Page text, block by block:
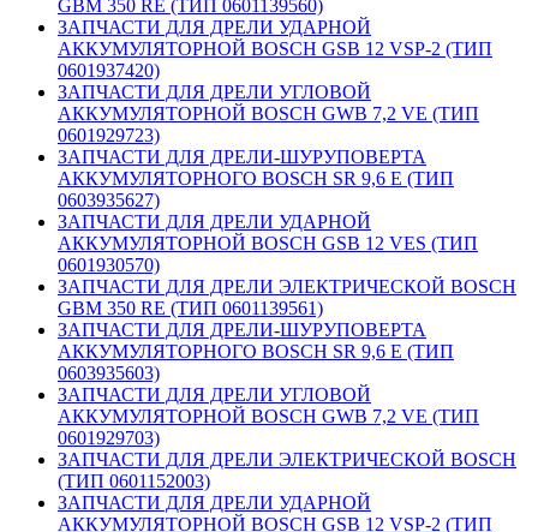
GBM 350 RE (ТИП 0601139560)
ЗАПЧАСТИ ДЛЯ ДРЕЛИ УДАРНОЙ
АККУМУЛЯТОРНОЙ BOSCH GSB 12 VSP-2 (ТИП
0601937420)
ЗАПЧАСТИ ДЛЯ ДРЕЛИ УГЛОВОЙ
АККУМУЛЯТОРНОЙ BOSCH GWB 7,2 VE (ТИП
0601929723)
ЗАПЧАСТИ ДЛЯ ДРЕЛИ-ШУРУПОВЕРТА
АККУМУЛЯТОРНОГО BOSCH SR 9,6 E (ТИП
0603935627)
ЗАПЧАСТИ ДЛЯ ДРЕЛИ УДАРНОЙ
АККУМУЛЯТОРНОЙ BOSCH GSB 12 VES (ТИП
0601930570)
ЗАПЧАСТИ ДЛЯ ДРЕЛИ ЭЛЕКТРИЧЕСКОЙ BOSCH
GBM 350 RE (ТИП 0601139561)
ЗАПЧАСТИ ДЛЯ ДРЕЛИ-ШУРУПОВЕРТА
АККУМУЛЯТОРНОГО BOSCH SR 9,6 E (ТИП
0603935603)
ЗАПЧАСТИ ДЛЯ ДРЕЛИ УГЛОВОЙ
АККУМУЛЯТОРНОЙ BOSCH GWB 7,2 VE (ТИП
0601929703)
ЗАПЧАСТИ ДЛЯ ДРЕЛИ ЭЛЕКТРИЧЕСКОЙ BOSCH
(ТИП 0601152003)
ЗАПЧАСТИ ДЛЯ ДРЕЛИ УДАРНОЙ
АККУМУЛЯТОРНОЙ BOSCH GSB 12 VSP-2 (ТИП